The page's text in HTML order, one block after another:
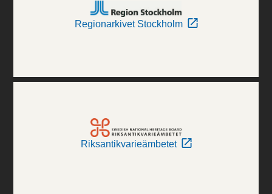
Regionarkivet Stockholm
Riksantikvarieämbetet